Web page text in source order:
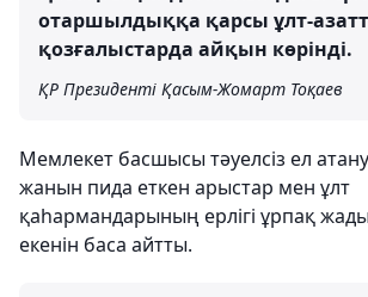
отаршылдыққа қарсы ұлт-
қозғалыстарда айқын көрінді.
ҚР Президенті Қасым-Жомарт Тоқаев
Мемлекет басшысы тәуелсіз ел
жанын пида еткен арыстар мен ұлт
қаһармандарының ерлігі ұрпақ
екенін баса айтты.